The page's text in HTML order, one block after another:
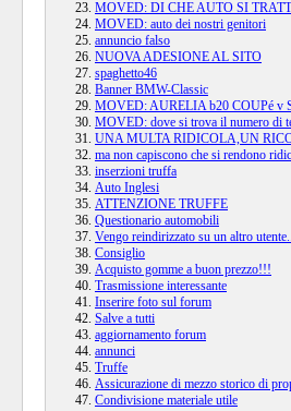
MOVED: DI CHE AUTO SI
MOVED: auto dei nostri genitori
annuncio falso
NUOVA ADESIONE AL SITO
spaghetto46
Banner BMW-Classic
MOVED: AURELIA b20 COUPé v
MOVED: dove si trova il numero di
UNA MULTA RIDICOLA,UN
ma non capiscono che si rendono
inserzioni truffa
Auto Inglesi
ATTENZIONE TRUFFE
Questionario automobili
Vengo reindirizzato su un altro
Consiglio
Acquisto gomme a buon prezzo!!!
Trasmissione interessante
Inserire foto sul forum
Salve a tutti
aggiornamento forum
annunci
Truffe
Assicurazione di mezzo storico di
Condivisione materiale utile